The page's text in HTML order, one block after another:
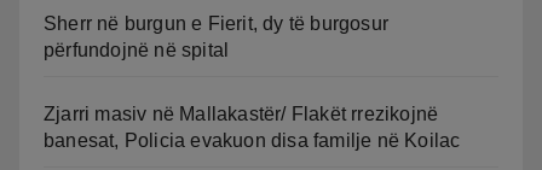
Sherr në burgun e Fierit, dy të burgosur
përfundojnë në spital
Zjarri masiv në Mallakastër/ Flakët rrezikojnë
banesat, Policia evakuon disa familje në Koilac